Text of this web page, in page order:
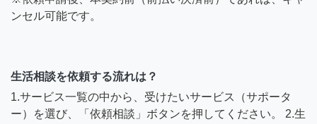
ンセル可能です。
生活相談を依頼する流れは？
1.サービス一覧の中から、受けたいサービス（サポータ
ー）を選び、「依頼相談」ボタンを押してください。 2.生